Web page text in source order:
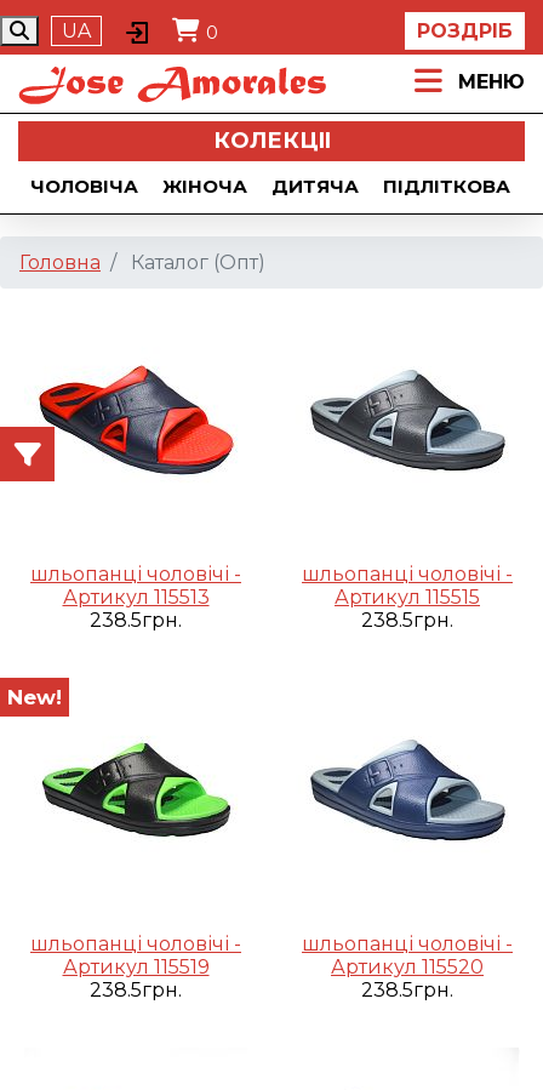
UA 0 РОЗДРІБ
МЕНЮ
КОЛЕКЦII
ЧОЛОВІЧА ЖІНОЧА ДИТЯЧА ПІДЛІТКОВА
Головна Каталог (Опт)
шльопанці чоловічі -
Артикул 115513
238.5грн.
шльопанці чоловічі -
Артикул 115515
238.5грн.
New!
шльопанці чоловічі -
Артикул 115519
238.5грн.
шльопанці чоловічі -
Артикул 115520
238.5грн.